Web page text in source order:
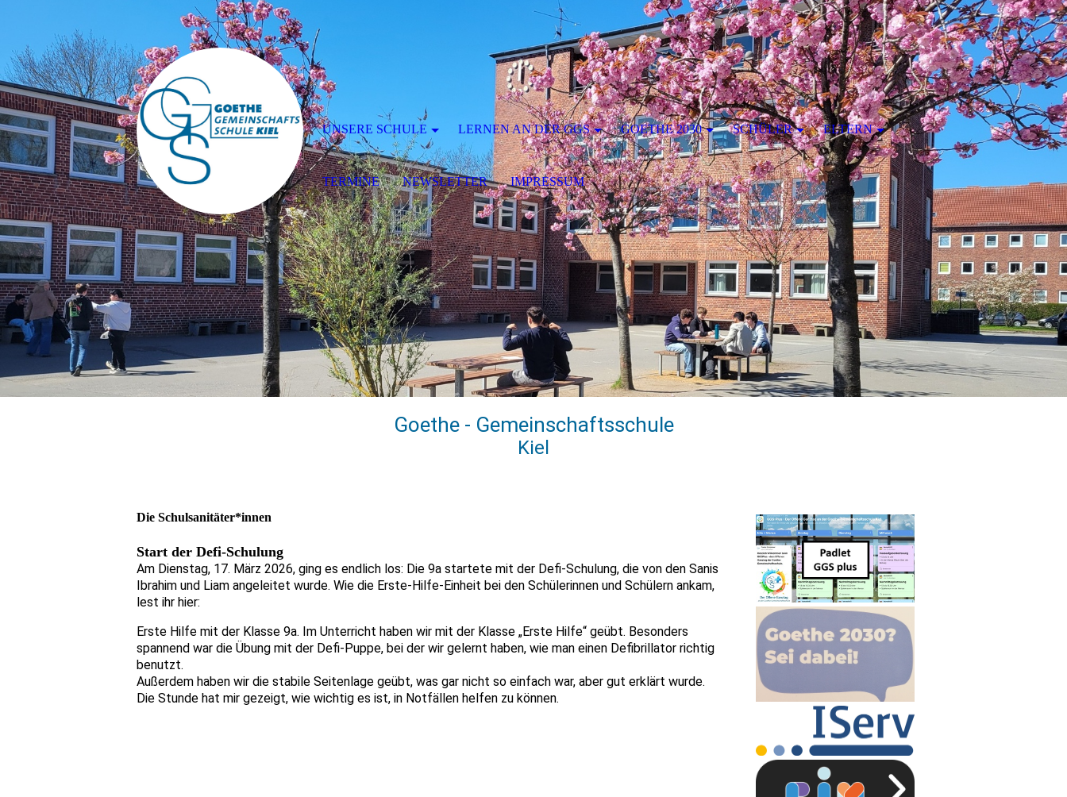
Goethe - Gemeinschaftsschule
Kiel
Die Schulsanitäter*innen
Start der Defi-Schulung
Am Dienstag, 17. März 2026, ging es endlich los: Die 9a startete mit der Defi-Schulung, die von den Sanis
Ibrahim und Liam angeleitet wurde. Wie die Erste-Hilfe-Einheit bei den Schülerinnen und Schülern ankam,
lest ihr hier:
Erste Hilfe mit der Klasse 9a. Im Unterricht haben wir mit der Klasse „Erste Hilfe“ geübt. Besonders
spannend war die Übung mit der Defi-Puppe, bei der wir gelernt haben, wie man einen Defibrillator richtig
benutzt.
Außerdem haben wir die stabile Seitenlage geübt, was gar nicht so einfach war, aber gut erklärt wurde.
Die Stunde hat mir gezeigt, wie wichtig es ist, in Notfällen helfen zu können.
UNSERE SCHULE LERNEN AN DER GGS GOETHE 2030 SCHÜLER ELTERN
TERMINE NEWSLETTER IMPRESSUM